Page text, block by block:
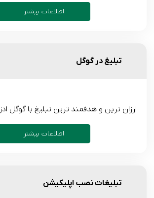
اطلاعات بیشتر
تبلیغ در گوگل
ارزان ترین و هدفمند ترین تبلیغ با گوگل ادز
اطلاعات بیشتر
تبلیغات نصب اپلیکیشن